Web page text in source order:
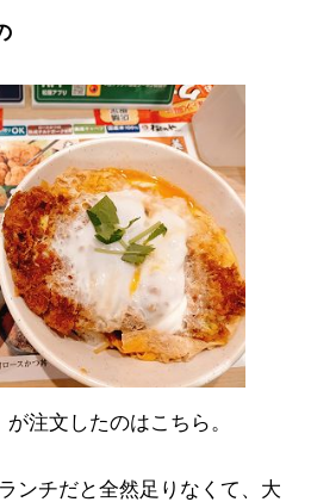
注文したのはこちら。
ンチだと全然足りなくて、大